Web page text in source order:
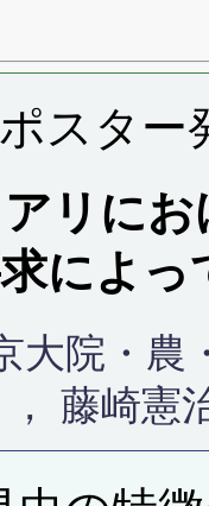
スター
リに
によっ
大院・農
藤崎憲